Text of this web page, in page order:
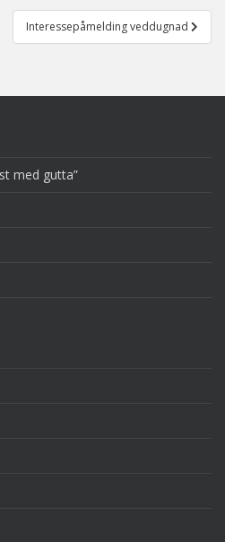
Interessepåmelding veddugnad
med gutta”